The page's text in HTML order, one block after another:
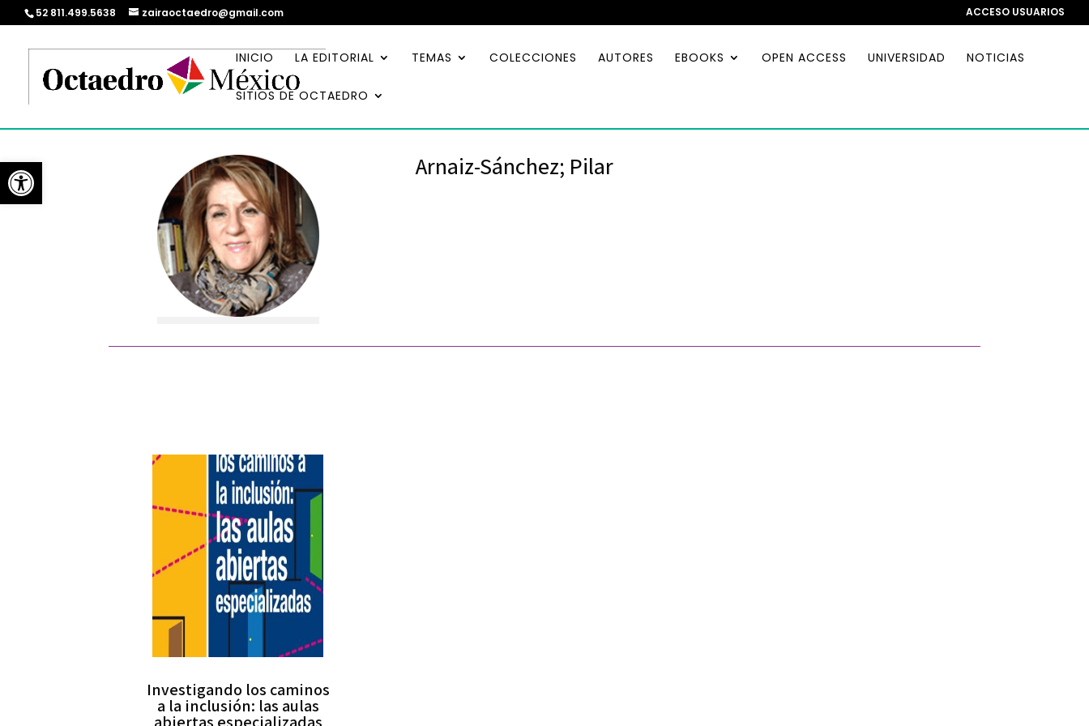
Abrir barra de herramientas
52 811.499.5638 zairaoctaedro@gmail.com ACCESO USUARIOS
INICIO LA EDITORIAL TEMAS COLECCIONES AUTORES EBOOKS OPEN ACCESS UNIVERSIDAD NOTICIAS
SITIOS DE OCTAEDRO
Arnaiz-Sánchez; Pilar
Investigando los caminos
a la inclusión: las aulas